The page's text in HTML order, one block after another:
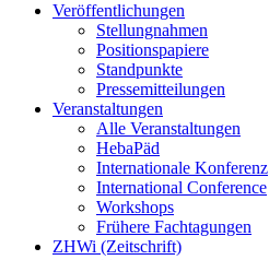
Veröffentlichungen
Stellungnahmen
Positionspapiere
Standpunkte
Pressemitteilungen
Veranstaltungen
Alle Veranstaltungen
HebaPäd
Internationale Konferenz
International Conference
Workshops
Frühere Fachtagungen
ZHWi (Zeitschrift)